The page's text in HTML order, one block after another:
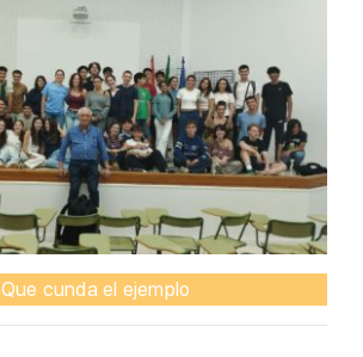
Que cunda el ejemplo